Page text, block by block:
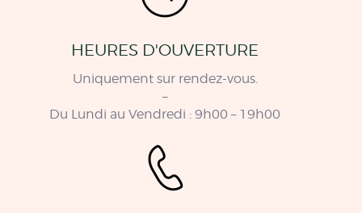
HEURES D'OUVERTURE
Uniquement sur rendez-vous.
–
Du Lundi au Vendredi : 9h00 – 19h00